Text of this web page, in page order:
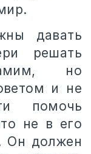
давать
решать
но
и не
помочь
не в его
Он должен